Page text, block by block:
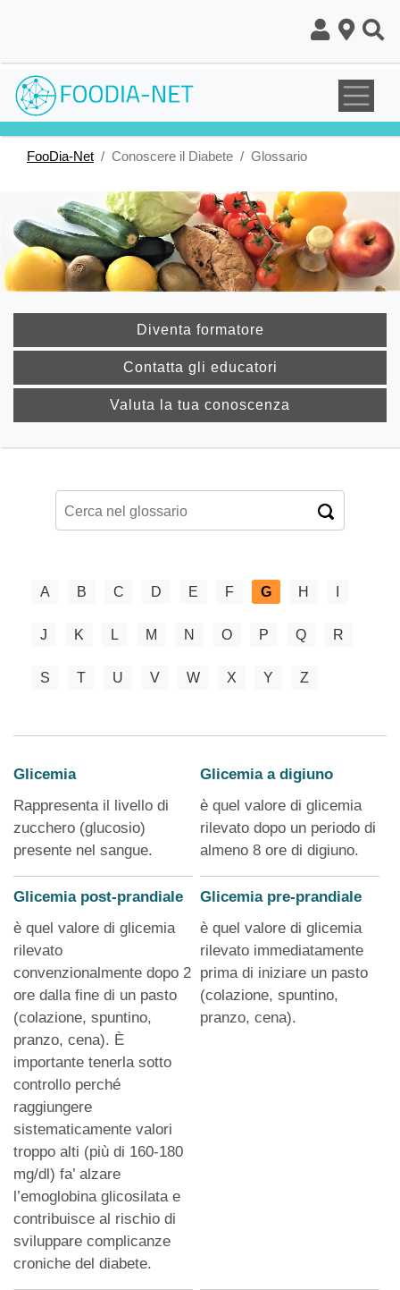
FooDia-Net Conoscere il Diabete Glossario
Diventa formatore
Contatta gli educatori
Valuta la tua conoscenza
A B C D E F G H
J K L M N O P Q R
S T U V W X Y Z
Glicemia
Rappresenta il livello di
zucchero (glucosio)
presente nel sangue.
Glicemia a digiuno
è quel valore di glicemia
rilevato dopo un periodo di
almeno 8 ore di digiuno.
Glicemia post-prandiale
è quel valore di glicemia
rilevato
convenzionalmente dopo 2
ore dalla fine di un pasto
(colazione, spuntino,
pranzo, cena). È
importante tenerla sotto
controllo perché
raggiungere
sistematicamente valori
troppo alti (più di 160-180
mg/dl) fa’ alzare
l’emoglobina glicosilata e
contribuisce al rischio di
sviluppare complicanze
croniche del diabete.
Glicemia pre-prandiale
è quel valore di glicemia
rilevato immediatamente
prima di iniziare un pasto
(colazione, spuntino,
pranzo, cena).